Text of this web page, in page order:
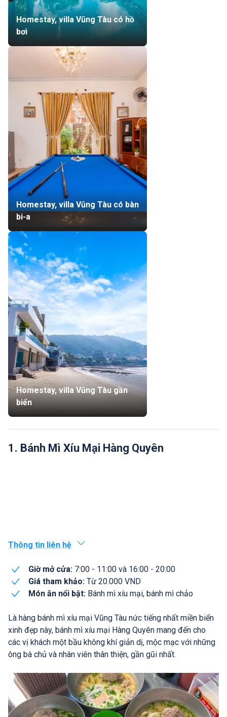
Homestay, villa Vũng Tàu có hồ
bơi
Homestay, villa Vũng Tàu có bàn
bi-a
Homestay, villa Vũng Tàu gần
biển
1. Bánh Mì Xíu Mại Hàng Quyên
Thông tin liên hệ
Giờ mở cửa: 7:00 - 11:00 và 16:00 - 20:00
Giá tham khảo: Từ 20.000 VND
Món ăn nổi bật: Bánh mì xíu mại, bánh mì chảo
Là hàng bánh mì xíu mại Vũng Tàu nức tiếng nhất miền biển
xinh đẹp này, bánh mì xíu mại Hàng Quyên mang đến cho
các vị khách một bầu không khí giản dị, mộc mạc với những
ông bà chủ và nhân viên thân thiện, gần gũi nhất.